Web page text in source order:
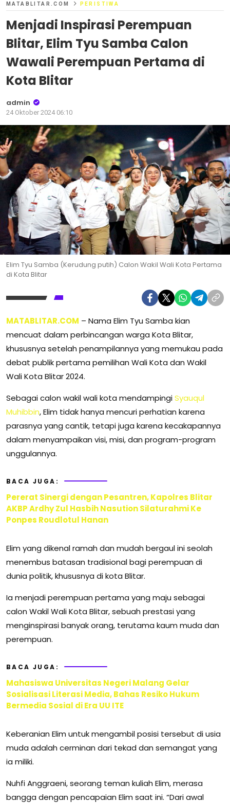
MATABLITAR.COM PERISTIWA
Menjadi Inspirasi Perempuan
Blitar, Elim Tyu Samba Calon
Wawali Perempuan Pertama di
Kota Blitar
admin
24 Oktober 2024 06:10
Elim Tyu Samba (Kerudung putih) Calon Wakil Wali Kota Pertama
di Kota Blitar
MATABLITAR.COM – Nama Elim Tyu Samba kian
mencuat dalam perbincangan warga Kota Blitar,
khususnya setelah penampilannya yang memukau pada
debat publik pertama pemilihan Wali Kota dan Wakil
Wali Kota Blitar 2024.
Sebagai calon wakil wali kota mendampingiSyauqul
Muhibbin, Elim tidak hanya mencuri perhatian karena
parasnya yang cantik, tetapi juga karena kecakapannya
dalam menyampaikan visi, misi, dan program-program
unggulannya.
BACA JUGA:
Pererat Sinergi dengan Pesantren, Kapolres Blitar
AKBP Ardhy Zul Hasbih Nasution Silaturahmi Ke
Ponpes Roudlotul Hanan
Elim yang dikenal ramah dan mudah bergaul ini seolah
menembus batasan tradisional bagi perempuan di
dunia politik, khususnya di kota Blitar.
Ia menjadi perempuan pertama yang maju sebagai
calon Wakil Wali Kota Blitar, sebuah prestasi yang
menginspirasi banyak orang, terutama kaum muda dan
perempuan.
BACA JUGA:
Mahasiswa Universitas Negeri Malang Gelar
Sosialisasi Literasi Media, Bahas Resiko Hukum
Bermedia Sosial di Era UU ITE
Keberanian Elim untuk mengambil posisi tersebut di usia
muda adalah cerminan dari tekad dan semangat yang
ia miliki.
Nuhfi Anggraeni, seorang teman kuliah Elim, merasa
bangga dengan pencapaian Elim saat ini. “Dari awal